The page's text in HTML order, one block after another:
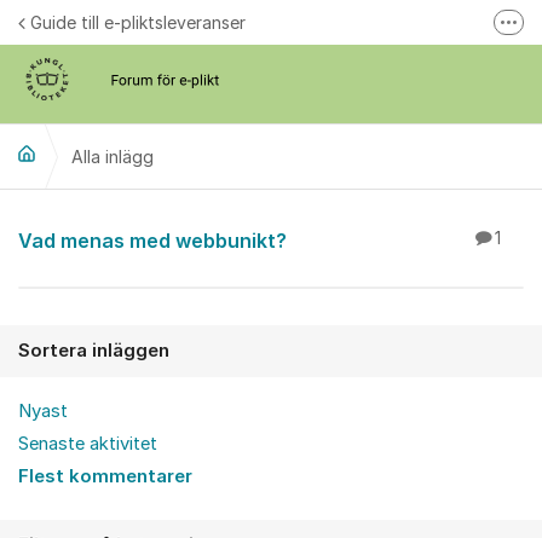
Hoppa till innehåll
Guide till e-pliktsleveranser
Alla inlägg
Alla inlägg
Vad menas med webbunikt? 1
Sortera inläggen
Nyast
Senaste aktivitet
Flest kommentarer